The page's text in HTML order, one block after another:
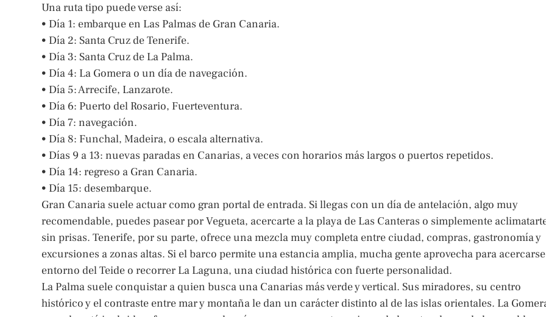
Una ruta tipo puede verse así:
• Día 1: embarque en Las Palmas de Gran Canaria.
• Día 2: Santa Cruz de Tenerife.
• Día 3: Santa Cruz de La Palma.
• Día 4: La Gomera o un día de navegación.
• Día 5: Arrecife, Lanzarote.
• Día 6: Puerto del Rosario, Fuerteventura.
• Día 7: navegación.
• Día 8: Funchal, Madeira, o escala alternativa.
• Días 9 a 13: nuevas paradas en Canarias, a veces con horarios más largos o puertos repetidos.
• Día 14: regreso a Gran Canaria.
• Día 15: desembarque.
Gran Canaria suele actuar como gran portal de entrada. Si llegas con un día de antelación, algo muy
recomendable, puedes pasear por Vegueta, acercarte a la playa de Las Canteras o simplemente
sin prisas. Tenerife, por su parte, ofrece una mezcla muy completa entre ciudad, compras, gastronomía y
excursiones a zonas altas. Si el barco permite una estancia amplia, mucha gente aprovecha para
entorno del Teide o recorrer La Laguna, una ciudad histórica con fuerte personalidad.
La Palma suele conquistar a quien busca una Canarias más verde y vertical. Sus miradores, su centro
histórico y el contraste entre mar y montaña le dan un carácter distinto al de las islas orientales. La